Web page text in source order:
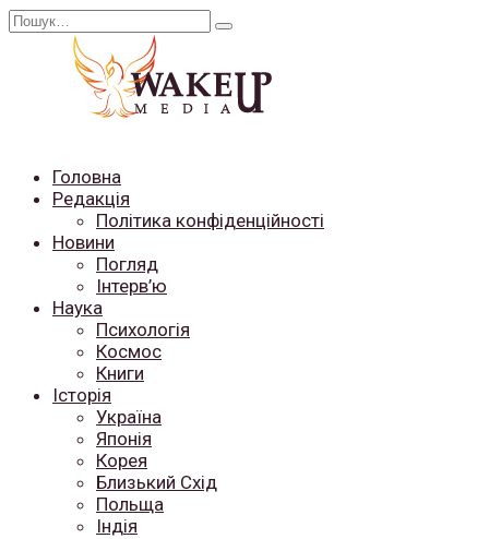
Перейти
Search
Головна
Редакція
Політика конфіденційності
Новини
Погляд
Інтерв’ю
Наука
Психологія
Космос
Книги
Історія
Україна
Японія
Корея
Близький Схід
Польща
Індія